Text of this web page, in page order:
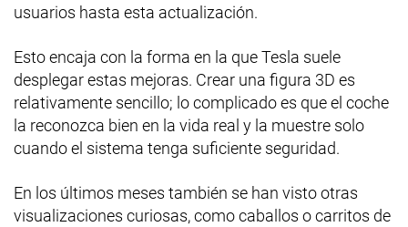
usuarios hasta esta actualización.
Esto encaja con la forma en la que Tesla suele
desplegar estas mejoras. Crear una figura 3D es
relativamente sencillo; lo complicado es que el coche
la reconozca bien en la vida real y la muestre solo
cuando el sistema tenga suficiente seguridad.
En los últimos meses también se han visto otras
visualizaciones curiosas, como caballos o carritos de